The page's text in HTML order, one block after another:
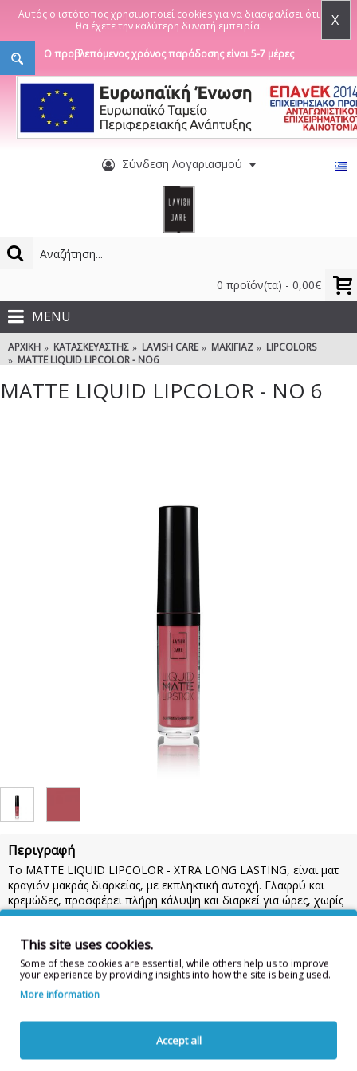
Αυτός ο ιστότοπος χρησιμοποιεί cookies για να διασφαλίσει ότι
θα έχετε την καλύτερη δυνατή εμπειρία.
X
Ο προβλεπόμενος χρόνος παράδοσης είναι 5-7 μέρες
Σύνδεση Λογαριασμού
0 προϊόν(τα) - 0,00€
MENU
ΑΡΧΙΚΉ ΚΑΤΑΣΚΕΥΑΣΤΉΣ LAVISH CARE ΜΑΚΙΓΙΆΖ
LIPCOLORS
MATTE LIQUID LIPCOLOR - NO6
MATTE LIQUID LIPCOLOR - NO 6
Περιγραφή
Το MATTE LIQUID LIPCOLOR - XTRA LONG LASTING, είναι ματ
κραγιόν μακράς διαρκείας, με εκπληκτική αντοχή. Ελαφρύ και
κρεμώδες, προσφέρει πλήρη κάλυψη και διαρκεί για ώρες, χωρίς
αίσθηση ξηρότητας, ούτε σπασίματα.
Χωρίς parabens, δερματολογικά ελεγμένο.
Συστατικά:ISODODECANE, CERA ALBA, MICA,
DISTEARDIMONIUM HECTORITE, DIMETHICONE, PROPYLENE
GLYCOL, HYDROGENATED POLYCYCLOPENTADIENE,
PETROLATUM, AROMA. Μπορεί να περιέχει ακόμα: CI77891,
CI77491, CI77499, CI77492, CI45410, CI45430, CI15850,
SYNTHETIC FLUORPHLOGOPITE, CI16035, CI77007, CI15985,
This site uses cookies.
Some of these cookies are essential, while others help us to improve
your experience by providing insights into how the site is being used.
More information
Accept all